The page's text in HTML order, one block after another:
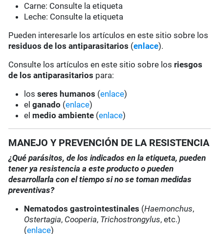
Carne: Consulte la etiqueta
Leche: Consulte la etiqueta
Pueden interesarle los artículos en este sitio sobre los
residuos de los antiparasitarios (enlace).
Consulte los artículos en este sitio sobre los riesgos
de los antiparasitarios para:
losseres humanos (enlace)
elganado (enlace)
el medio ambiente (enlace)
MANEJO Y PREVENCIÓN DE LA RESISTENCIA
¿Qué parásitos, de los indicados en la etiqueta, pueden
tener ya resistencia a este producto o pueden
desarrollarla con el tiempo si no se toman medidas
preventivas?
Nematodos gastrointestinales (Haemonchus,
Ostertagia, Cooperia, Trichostrongylus, etc.)
(enlace)